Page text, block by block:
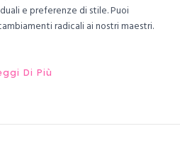
e preferenze di stile. Puoi
radicali ai nostri maestri.
Di Più